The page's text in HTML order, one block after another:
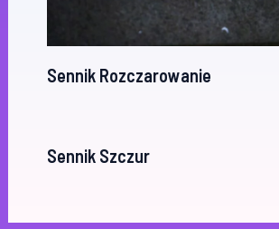
Sennik Rozczarowanie
Sennik Szczur